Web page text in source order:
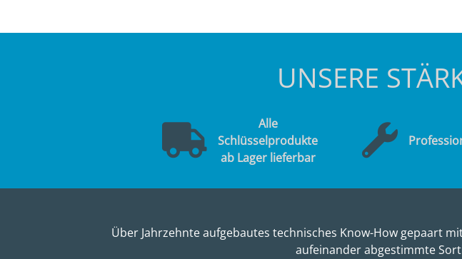
UNSERE
Alle
Schlüsselprodukte
ab Lager lieferbar
Über Jahrzehnte aufgebautes technisches Know-How gepaart
aufeinander abgestimmte